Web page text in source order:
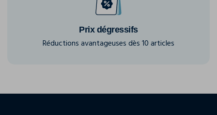
Prix dégressifs
Réductions avantageuses dès 10 articles